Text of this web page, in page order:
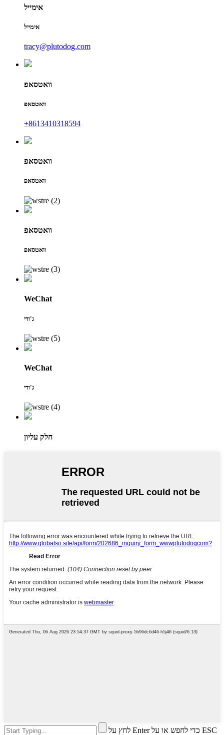
אימייל
אימייל
tracy@plutodog.com
וואטסאפ
וואטסאפ
+8613410318594
וואטסאפ
וואטסאפ
וואטסאפ
וואטסאפ
WeChat
ג'ודי
WeChat
ג'ודי
חלק עליון
לחץ על Enter כדי לחפש או על ESC